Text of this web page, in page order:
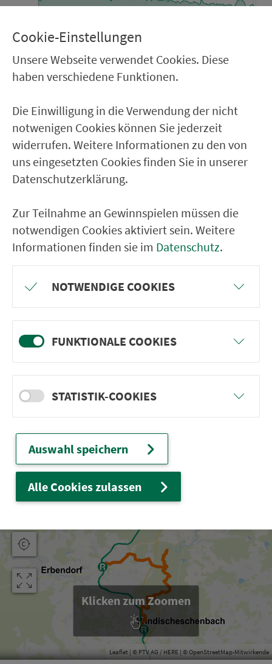
Höhe in Metern, Wegstrecke in km
Zum Download
Oder Prospekt bestellen:
jetzt bestellen
GPX / Garmin
Tourdaten.gpx
Google Earth Tourdaten.kml
Leaflet | © PTV AG / HERE | ©OpenStreetMap-Mitwirkende
Klicken zum Zoomen
Cookie-Einstellungen
Unsere Webseite verwendet Cookies. Diese
haben verschiedene Funktionen.
Die Einwilligung in die Verwendung der nicht
notwenigen Cookies können Sie jederzeit
widerrufen. Weitere Informationen zu den von
uns eingesetzten Cookies finden Sie in unserer
Datenschutzerklärung.
Zur Teilnahme an Gewinnspielen müssen die
notwendigen Cookies aktiviert sein. Weitere
Informationen finden sie im Datenschutz.
NOTWENDIGE COOKIES
FUNKTIONALE COOKIES
STATISTIK-COOKIES
Auswahl speichern
Alle Cookies zulassen